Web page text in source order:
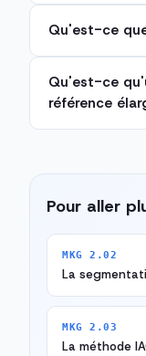
Qu'est-ce
Qu'est-ce
référence
Pour aller
MKG 2.02
La
MKG 2.03
La méthode